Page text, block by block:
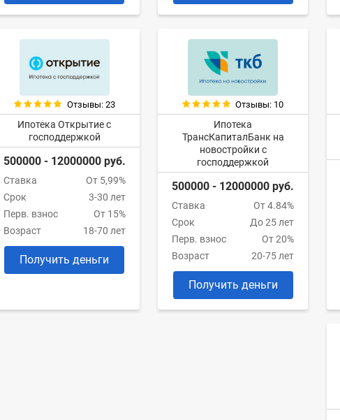
Отзывы: 23
Ипотека Открытие с
господдержкой
500000 - 12000000 руб.
Ставка
От 5,99%
Срок
3-30 лет
Перв. взнос
От 15%
Возраст
18-70 лет
Получить деньги
Отзывы: 10
Ипотека
ТрансКапиталБанк на
новостройки с
господдержкой
500000 - 12000000 руб.
Ставка
От 4.84%
Срок
До 25 лет
Перв. взнос
От 20%
Возраст
20-75 лет
Получить деньги